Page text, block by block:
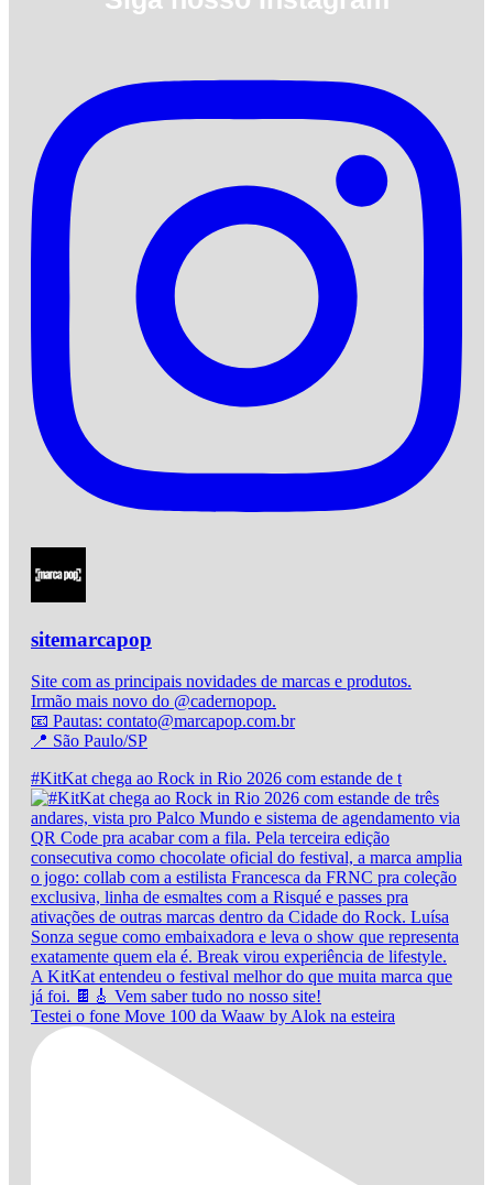
sitemarcapop
Site com as principais novidades de marcas e produtos.
Irmão mais novo do @cadernopop.
📧 Pautas: contato@marcapop.com.br
📍 São Paulo/SP
#KitKat chega ao Rock in Rio 2026 com estande de t
Testei o fone Move 100 da Waaw by Alok na esteira